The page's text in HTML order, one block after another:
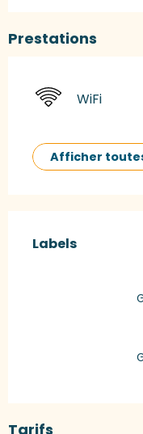
Prestations
WiFi
Afficher
Labels
Labels
Tarifs